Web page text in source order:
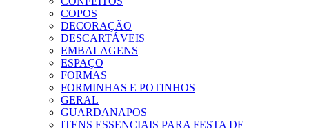
COPOS
DECORAÇÃO
DESCARTÁVEIS
EMBALAGENS
ESPAÇO
FORMAS
FORMINHAS E POTINHOS
GERAL
GUARDANAPOS
ITENS ESSENCIAIS PARA FESTA DE